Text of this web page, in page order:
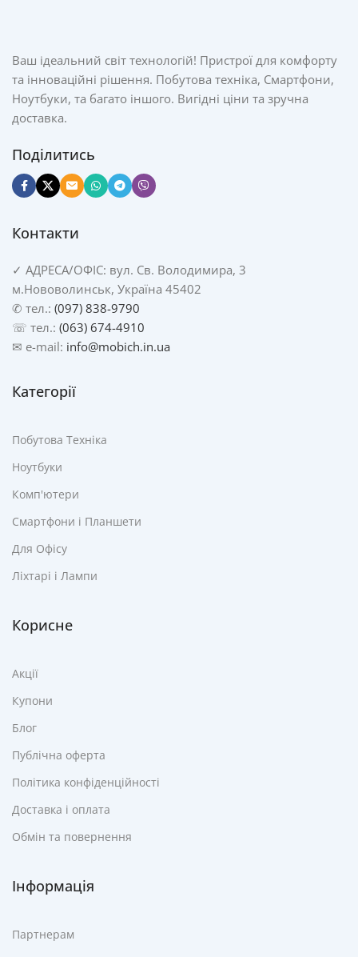
Ваш ідеальний світ технологій! Пристрої для комфорту
та інноваційні рішення. Побутова техніка, Смартфони,
Ноутбуки, та багато іншого. Вигідні ціни та зручна
доставка.
Поділитись
Контакти
✓ АДРЕСА/ОФІС: вул. Св. Володимира, 3
м.Нововолинськ, Україна 45402
✆ тел.: (097) 838-9790
☏ тел.: (063) 674-4910
✉ e-mail: info@mobich.in.ua
Категорії
Побутова Техніка
Ноутбуки
Комп'ютери
Смартфони і Планшети
Для Офісу
Ліхтарі і Лампи
Корисне
Акції
Купони
Блог
Публічна оферта
Політика конфіденційності
Доставка і оплата
Обмін та повернення
Інформація
Партнерам